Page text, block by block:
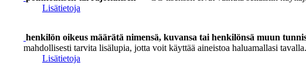
Lisätietoja
henkilön oikeus määrätä nimensä, kuvansa tai henkilönsä muun
mahdollisesti tarvita lisälupia, jotta voit käyttää aineistoa haluamallasi tavalla.
Lisätietoja